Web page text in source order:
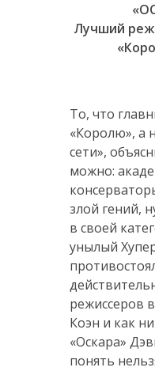
Лучший
То, что
«Королю», а
сети»,
можно:
злой гений,
в своей
унылый
режиссеров
Коэн и как
«Оскара»
понять